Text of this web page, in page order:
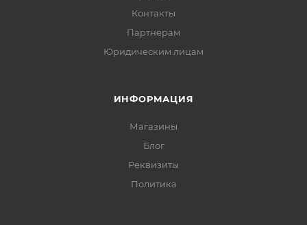
Контакты
Партнерам
Юридическим лицам
ИНФОРМАЦИЯ
Магазины
Блог
Реквизиты
Политика